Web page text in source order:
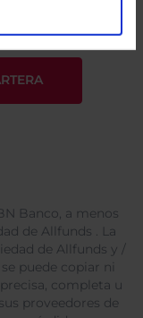
Banco, a menos
de Allfunds . La
de Allfunds y /
puede copiar ni
completa u
proveedores de